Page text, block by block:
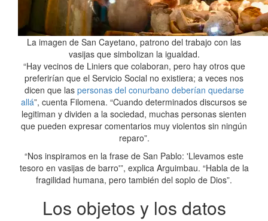
La imagen de San Cayetano, patrono del trabajo con las
vasijas que simbolizan la igualdad.
“Hay vecinos de Liniers que colaboran, pero hay otros que
preferirían que el Servicio Social no existiera; a veces nos
dicen que las personas del conurbano deberían quedarse
allá”, cuenta Filomena. “Cuando determinados discursos se
legitiman y dividen a la sociedad, muchas personas sienten
que pueden expresar comentarios muy violentos sin ningún
reparo”.
“Nos inspiramos en la frase de San Pablo: 'Llevamos este
tesoro en vasijas de barro'”, explica Arguimbau. “Habla de la
fragilidad humana, pero también del soplo de Dios”.
Los objetos y los datos